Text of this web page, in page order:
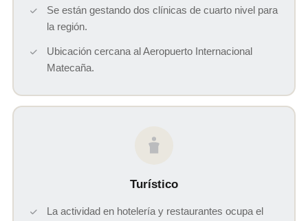
Se están gestando dos clínicas de cuarto nivel para
la región.
Ubicación cercana al Aeropuerto Internacional
Matecaña.
Turístico
La actividad en hotelería y restaurantes ocupa el